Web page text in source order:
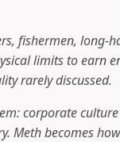
fishermen, long-
limits to earn
rarely discussed.
corporate
Meth becomes